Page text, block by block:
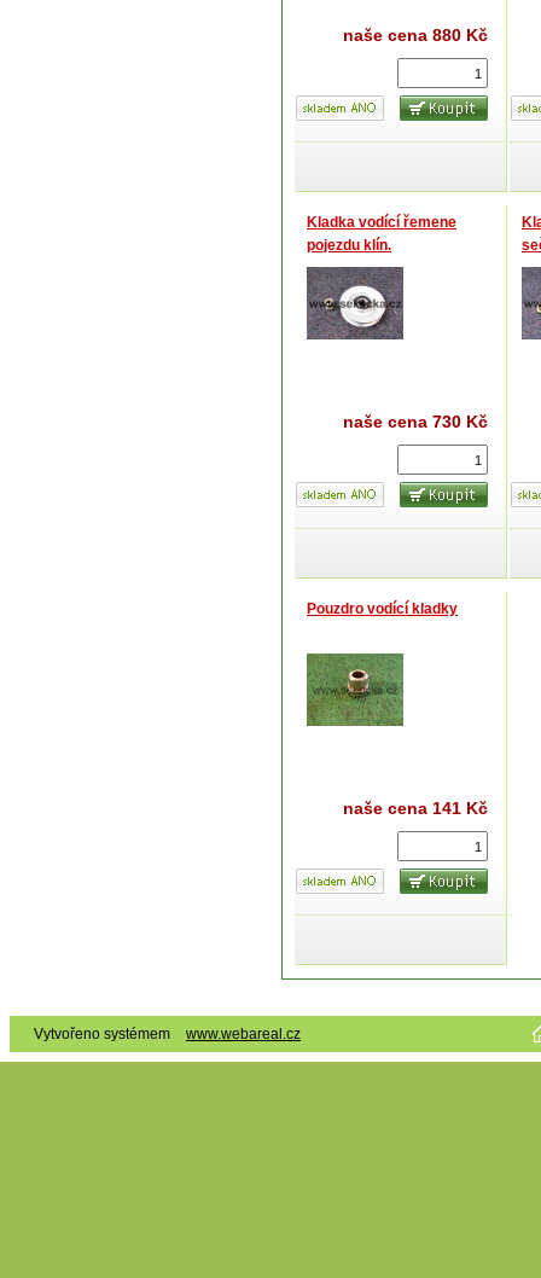
naše cena 880 Kč
Kladka vodící řemene
pojezdu klín.
naše cena 730 Kč
Pouzdro vodící kladky
naše cena 141 Kč
Vytvořeno systémem www.webareal.cz